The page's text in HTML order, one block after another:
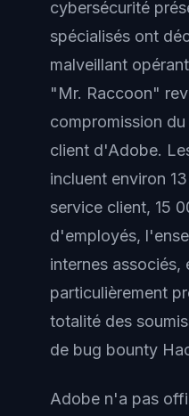
cybersécurité
spécialisés ont
malveillant
"Mr. Raccoon"
compromission
client d'Adobe.
incluent environ
service client, 15
d'employés,
internes
particulièrement
totalité des
de bug bounty
Adobe n'a pas